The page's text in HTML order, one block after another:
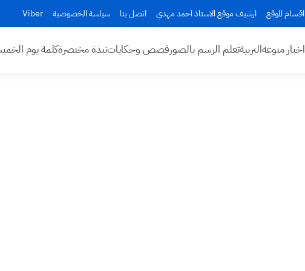
اقسام الموقع ارشيف موقع الاستاذ احمد مهدي اتصل بنا سياسة الخصوصية Viber
اخبار منوعهالتربيةتعلم الرسم بالصورقصص وحكاياتنبذة مختصرةكلمة يوم